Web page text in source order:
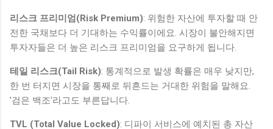
리스크 프리미엄(Risk Premium): 위험한 자산에 투자할 때 안
전한 국채보다 더 기대하는 수익률이에요. 시장이 불안해지면
투자자들은 더 높은 리스크 프리미엄을 요구하게 됩니다.
테일 리스크(Tail Risk): 통계적으로 발생 확률은 매우 낮지만,
한 번 터지면 시장을 통째로 뒤흔드는 거대한 위험을 말해요.
'검은 백조'라고도 부른답니다.
TVL (Total Value Locked): 디파이 서비스에 예치된 총 자산